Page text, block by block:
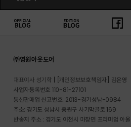
㈜영원아웃도어
대표이사 성기학
[개인정보보호책임자] 김은영
사업자등록번호 110-81-27101
통신판매업 신고번호: 2013-경기성남-0984
주소: 경기도 성남시 중원구 사기막골로 169
반송지 주소 : 경기도 이천시 마장면 프리미엄 아